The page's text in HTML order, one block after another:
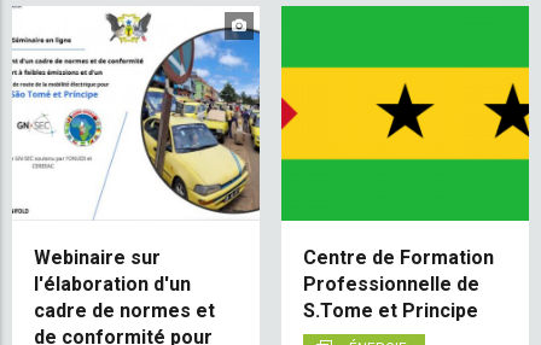
Webinaire sur
l'élaboration d'un
cadre de normes et
de conformité pour
Centre de Formation
Professionnelle de
S.Tome et Principe